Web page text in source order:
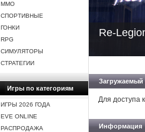
MMO
СПОРТИВНЫЕ
ГОНКИ
RPG
СИМУЛЯТОРЫ
СТРАТЕГИИ
Игры по категориям
ИГРЫ 2026 ГОДА
EVE ONLINE
РАСПРОДАЖА
Re-
Загружаемый
Для доступа
Информация